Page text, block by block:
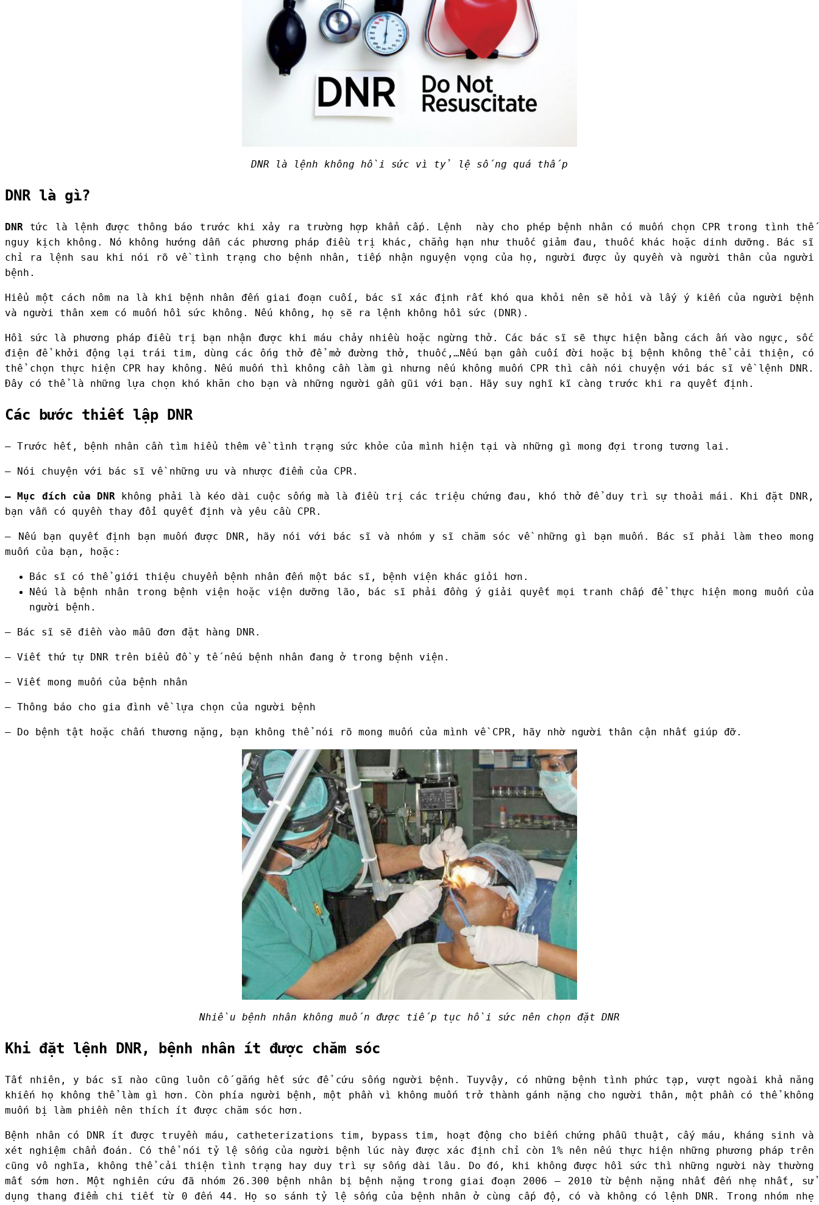
DNR là lệnh không hồi sức vì tỷ lệ sống quá thấp
DNR là gì?
DNR tức là lệnh được thông báo trước khi xảy ra trường hợp khẩn cấp. Lệnh này cho phép bệnh nhân có muốn chọn CPR trong tình thế
nguy kịch không. Nó không hướng dẫn các phương pháp điều trị khác, chẳng hạn như thuốc giảm đau, thuốc khác hoặc dinh dưỡng. Bác sĩ
chỉ ra lệnh sau khi nói rõ về tình trạng cho bệnh nhân, tiếp nhận nguyện vọng của họ, người được ủy quyền và người thân của người
bệnh.
Hiểu một cách nôm na là khi bệnh nhân đến giai đoạn cuối, bác sĩ xác định rất khó qua khỏi nên sẽ hỏi và lấy ý kiến của người bệnh
và người thân xem có muốn hồi sức không. Nếu không, họ sẽ ra lệnh không hồi sức (DNR).
Hồi sức là phương pháp điều trị bạn nhận được khi máu chảy nhiều hoặc ngừng thở. Các bác sĩ sẽ thực hiện bằng cách ấn vào ngực, sốc
điện để khởi động lại trái tim, dùng các ống thở để mở đường thở, thuốc,…Nếu bạn gần cuối đời hoặc bị bệnh không thể cải thiện, có
thể chọn thực hiện CPR hay không. Nếu muốn thì không cần làm gì nhưng nếu không muốn CPR thì cần nói chuyện với bác sĩ về lệnh DNR.
Đây có thể là những lựa chọn khó khăn cho bạn và những người gần gũi với bạn. Hãy suy nghĩ kĩ càng trước khi ra quyết định.
Các bước thiết lập DNR
– Trước hết, bệnh nhân cần tìm hiểu thêm về tình trạng sức khỏe của mình hiện tại và những gì mong đợi trong tương lai.
– Nói chuyện với bác sĩ về những ưu và nhược điểm của CPR.
– Mục đích của DNR không phải là kéo dài cuộc sống mà là điều trị các triệu chứng đau, khó thở để duy trì sự thoải mái. Khi đặt DNR,
bạn vẫn có quyền thay đổi quyết định và yêu cầu CPR.
– Nếu bạn quyết định bạn muốn được DNR, hãy nói với bác sĩ và nhóm y sĩ chăm sóc về những gì bạn muốn. Bác sĩ phải làm theo mong
muốn của bạn, hoặc:
Bác sĩ có thể giới thiệu chuyển bệnh nhân đến một bác sĩ, bệnh viện khác giỏi hơn.
Nếu là bệnh nhân trong bệnh viện hoặc viện dưỡng lão, bác sĩ phải đồng ý giải quyết mọi tranh chấp để thực hiện mong muốn của
người bệnh.
– Bác sĩ sẽ điền vào mẫu đơn đặt hàng DNR.
– Viết thứ tự DNR trên biểu đồ y tế nếu bệnh nhân đang ở trong bệnh viện.
– Viết mong muốn của bệnh nhân
– Thông báo cho gia đình về lựa chọn của người bệnh
– Do bệnh tật hoặc chấn thương nặng, bạn không thể nói rõ mong muốn của mình về CPR, hãy nhờ người thân cận nhất giúp đỡ.
Nhiều bệnh nhân không muốn được tiếp tục hồi sức nên chọn đặt DNR
Khi đặt lệnh DNR, bệnh nhân ít được chăm sóc
Tất nhiên, y bác sĩ nào cũng luôn cố gắng hết sức để cứu sống người bệnh. Tuyvậy, có những bệnh tình phức tạp, vượt ngoài khả năng
khiến họ không thể làm gì hơn. Còn phía người bệnh, một phần vì không muốn trở thành gánh nặng cho người thân, một phần có thể không
muốn bị làm phiền nên thích ít được chăm sóc hơn.
Bệnh nhân có DNR ít được truyền máu, catheterizations tim, bypass tim, hoạt động cho biến chứng phẫu thuật, cấy máu, kháng sinh và
xét nghiệm chẩn đoán. Có thể nói tỷ lệ sống của người bệnh lúc này được xác định chỉ còn 1% nên nếu thực hiện những phương pháp trên
cũng vô nghĩa, không thể cải thiện tình trạng hay duy trì sự sống dài lâu. Do đó, khi không được hồi sức thì những người này thường
mất sớm hơn. Một nghiên cứu đã nhóm 26.300 bệnh nhân bị bệnh nặng trong giai đoạn 2006 – 2010 từ bệnh nặng nhất đến nhẹ nhất, sử
dụng thang điểm chi tiết từ 0 đến 44. Họ so sánh tỷ lệ sống của bệnh nhân ở cùng cấp độ, có và không có lệnh DNR. Trong nhóm nhẹ